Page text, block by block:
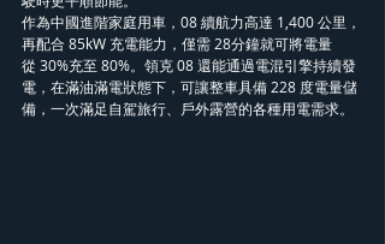
作為中國進階家庭用車，08 續航力高達 1,400 公里，
再配合 85kW 充電能力，僅需 28分鐘就可將電量
從 30%充至 80%。領克 08 還能通過電混引擎持續發
電，在滿油滿電狀態下，可讓整車具備 228 度電量儲
備，一次滿足自駕旅行、戶外露營的各種用電需求。